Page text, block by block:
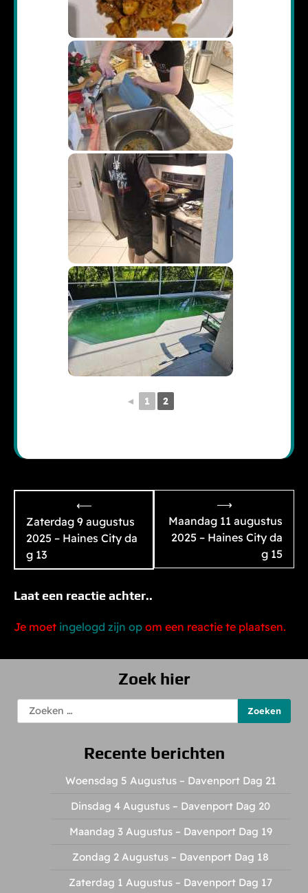
◄ 1 2
navigatie
⟵
Zaterdag 9 augustus
2025 – Haines City da
g 13
Maandag 11 augustus
2025 – Haines City da
g 15
⟶
Laat een reactie achter..
Je moet ingelogd zijn op om een reactie te plaatsen.
Zoek hier
Zoeken
naar:
Recente berichten
Woensdag 5 Augustus – Davenport Dag 21
Dinsdag 4 Augustus – Davenport Dag 20
Maandag 3 Augustus – Davenport Dag 19
Zondag 2 Augustus – Davenport Dag 18
Zaterdag 1 Augustus – Davenport Dag 17